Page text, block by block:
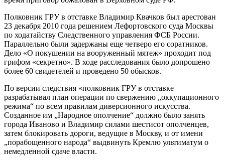
Полковник ГРУ в отставке Владимир Квачков был арестован
23 декабря 2010 года решением Лефортовского суда Москвы
по ходатайству Следственного управления ФСБ России.
Параллельно были задержаны еще четверо его соратников.
Дело «О покушении на вооруженный мятеж» проходит под
грифом «секретно». В ходе расследования было допрошено
более 60 свидетелей и проведено 50 обысков.
По версии следствия «полковник ГРУ в отставке
разрабатывал план операции по свержению „оккупационного
режима“ по всем правилам диверсионного искусства.
Созданное им „Народное ополчение“ должно было занять
города Иваново и Владимир силами шестисот ополченцев,
затем блокировать дороги, ведущие в Москву, и от имени
„порабощенного народа“ выдвинуть Кремлю ультиматум о
немедленной сдаче власти.